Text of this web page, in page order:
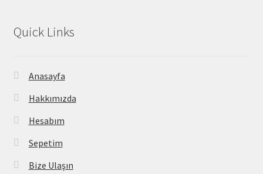
Quick Links
Anasayfa
Hakkımızda
Hesabım
Sepetim
Bize Ulaşın